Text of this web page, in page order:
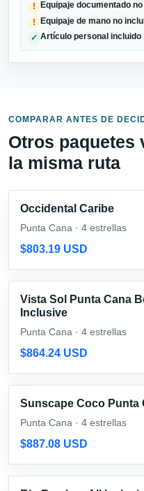
!
Equipaje documentado
! Equipaje de mano no
✓ Artículo personal incluido
COMPARAR ANTES DE
Otros paquetes
la misma ruta
Occidental Caribe
Punta Cana · 4 estrellas
$803.19 USD
Vista Sol Punta Cana
Inclusive
Punta Cana · 4 estrellas
$864.24 USD
Sunscape Coco Punta
Punta Cana · 4 estrellas
$887.08 USD